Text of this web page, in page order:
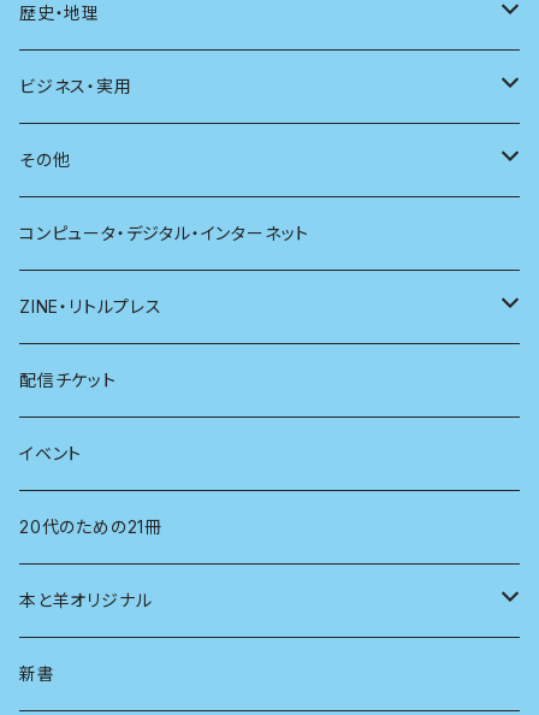
現代思想
新潮
別冊太陽
自然
科学
社会
哲学
医学
看護学
心理学
経営学
言語学
法律
人類学
電子版（EPub）
電子版（PDF）
歴史・地理
歴史
地理
ビジネス・実用
雷鳥社辞典シリーズ
その他
珈琲
雑貨
コンピュータ・デジタル・インターネット
ZINE・リトルプレス
電子版（EPub）
電子版（PDF）
配信チケット
イベント
20代のための21冊
本と羊オリジナル
アロマスプレー
新書